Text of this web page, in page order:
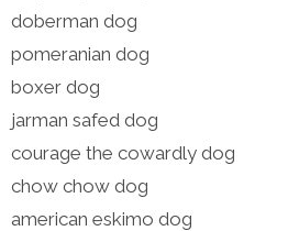
doberman dog
pomeranian dog
boxer dog
jarman safed dog
courage the cowardly dog
chow chow dog
american eskimo dog